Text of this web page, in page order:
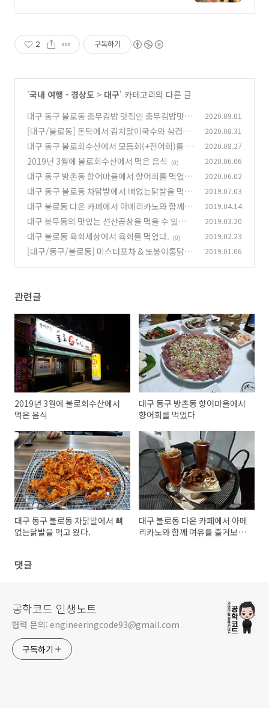
2 구독하기
'국내 여행 - 경상도 > 대구' 카테고리의 다른 글
대구 동구 불로동 충무김밥 맛집인 충무김밥맛죽
에 다녀왔다. (2)
2020.09.01
[대구/불로동] 돈탁에서 김치말이국수와 삼겹살
을 먹었다
(0)
2020.08.31
대구 동구 불로회수산에서 모듬회(+전어회)를 먹
었다.
(0)
2020.08.27
2019년 3월에 불로회수산에서 먹은 음식 (0) 2020.06.06
대구 동구 방촌동 향어마을에서 향어회를 먹었다
(0)
2020.06.02
대구 동구 불로동 차닭발에서 뼈없는닭발을 먹고
왔다. (0)
2019.07.03
대구 불로동 다온 카페에서 아메리카노와 함께 여
유를 즐겨보았다.
(0)
2019.04.14
대구 봉무동의 맛있는 선산곱창을 먹을 수 있는
선산대한곱창왕족발에 다녀왔다. (0)
2019.03.20
대구 불로동 육회세상에서 육회를 먹었다. (0) 2019.02.23
[대구/동구/불로동] 미스터포차 & 또봉이통닭에
2019.01.06
관련글
2019년 3월에 불로회수산에서
먹은 음식
대구 동구 방촌동 향어마을에서
향어회를 먹었다
대구 동구 불로동 차닭발에서 뼈
없는닭발을 먹고 왔다.
대구 불로동 다온 카페에서 아메
리카노와 함께 여유를 즐겨보았
댓글
공학코드 인생노트
협력 문의: engineeringcode93@gmail.com
구독하기